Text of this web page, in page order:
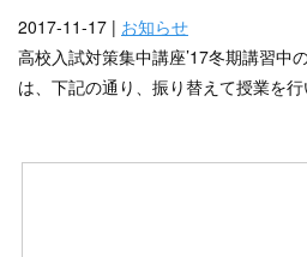
2017-11-17 | お知らせ
高校入試対策集中講座’17冬期講習中
は、下記の通り、振り替えて授業を